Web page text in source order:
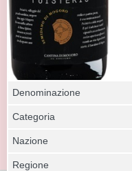
Denominazione
Categoria
Nazione
Regione